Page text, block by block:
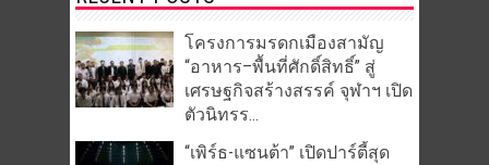
โครงการมรดกเมืองสามัญ
“อาหาร–พื้นที่ศักดิ์สิทธิ์” สู่
เศรษฐกิจสร้างสรรค์ จุฬาฯ เปิด
ตัวนิทรร...
“เพิร์ธ-แซนต้า” เปิดปาร์ตี้สุด